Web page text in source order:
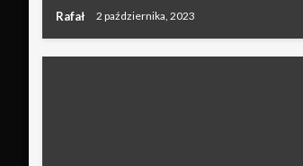
Rafał 2 października, 2023